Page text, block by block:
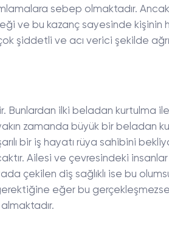
sebep olmaktadır.
ve bu kazanç sayesinde kişinin
şiddetli ve acı verici şekilde
Bunlardan ilki beladan kurtulma ile
zamanda büyük bir beladan
bir iş hayatı rüya sahibini
Ailesi ve çevresindeki insanlar
çekilen diş sağlıklı ise bu
eğer bu gerçekleşmezse